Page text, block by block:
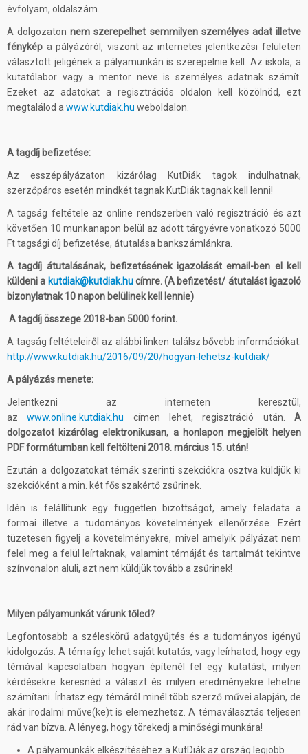
évfolyam, oldalszám.
A dolgozatonnem szerepelhet semmilyen személyes adat illetve
fénykép a pályázóról, viszont az internetes jelentkezési felületen
választott jeligének a pályamunkán is szerepelnie kell. Az iskola, a
kutatólabor vagy a mentor neve is személyes adatnak számít.
Ezeket az adatokat a regisztrációs oldalon kell közölnöd, ezt
megtalálod a www.kutdiak.hu weboldalon.
A tagdíj befizetése:
Az esszépályázaton kizárólag KutDiák tagok indulhatnak,
szerzőpáros esetén mindkét tagnak KutDiák tagnak kell lenni!
A tagság feltétele az online rendszerben való regisztráció és azt
követően 10 munkanapon belül az adott tárgyévre vonatkozó 5000
Ft tagsági díj befizetése, átutalása bankszámlánkra.
A tagdíj átutalásának, befizetésének igazolását email-ben el kell
küldeni a kutdiak@kutdiak.hucímre. (A befizetést/ átutalást igazoló
bizonylatnak 10 napon belülinek kell lennie)
A tagdíj összege 2018-ban 5000 forint.
A tagság feltételeiről az alábbi linken találsz bővebb információkat:
http://www.kutdiak.hu/2016/09/20/hogyan-lehetsz-kutdiak/
A pályázás menete:
Jelentkezni az interneten keresztül,
azwww.online.kutdiak.hu címen lehet, regisztráció után.A
dolgozatot kizárólag elektronikusan, a honlapon megjelölt helyen
PDF formátumban kell feltölteni 2018. március 15. után!
Ezután a dolgozatokat témák szerinti szekciókra osztva küldjük ki
szekcióként a min. két fős szakértő zsűrinek.
Idén is felállítunk egy független bizottságot, amely feladata a
formai illetve a tudományos követelmények ellenőrzése. Ezért
tüzetesen figyelj a követelményekre, mivel amelyik pályázat nem
felel meg a felül leírtaknak, valamint témáját és tartalmát tekintve
színvonalon aluli, azt nem küldjük tovább a zsűrinek!
Milyen pályamunkát várunk tőled?
Legfontosabb a széleskörű adatgyűjtés és a tudományos igényű
kidolgozás. A téma így lehet saját kutatás, vagy leírhatod, hogy egy
témával kapcsolatban hogyan építenél fel egy kutatást, milyen
kérdésekre keresnéd a választ és milyen eredményekre lehetne
számítani. Írhatsz egy témáról minél több szerző művei alapján, de
akár irodalmi műve(ke)t is elemezhetsz. A témaválasztás teljesen
rád van bízva. A lényeg, hogy törekedj a minőségi munkára!
A pályamunkák elkészítéséhez a KutDiák az ország legjobb